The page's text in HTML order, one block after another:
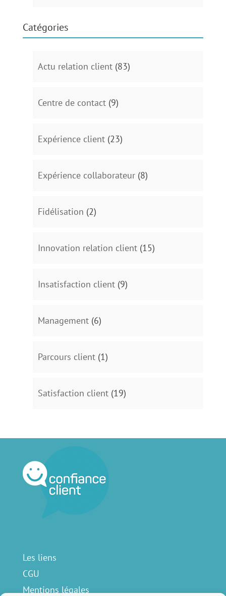
Catégories
Actu relation client(83)
Centre de contact(9)
Expérience client(23)
Expérience collaborateur(8)
Fidélisation (2)
Innovation relation client(15)
Insatisfaction client(9)
Management(6)
Parcours client(1)
Satisfaction client(19)
Les liens
CGU
Mentions légales